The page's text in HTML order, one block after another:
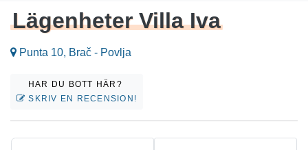
Lägenheter Villa Iva
Punta 10, Brač - Povlja
HAR DU BOTT HÄR?
SKRIV EN RECENSION!